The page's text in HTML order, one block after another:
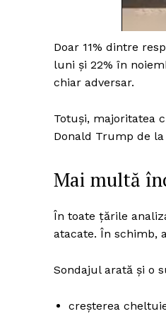
Doar 11% dintre
luni și 22% în
chiar adversar.
Totuși, majoritatea
Donald Trump de la
Mai multă
În toate țările
atacate. În schimb,
Sondajul arată și o
creșterea